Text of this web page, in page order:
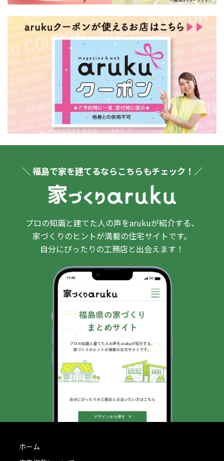
＼ 福島で家を建てるならこちらもチェック！／
プロの知識と建てた人の声をarukuが紹介する、
家づくりのヒントが満載の住宅サイトです。
自分にぴったりの工務店と出会えます！
ホーム